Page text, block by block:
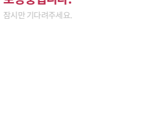
잠시만 기다려주세요.